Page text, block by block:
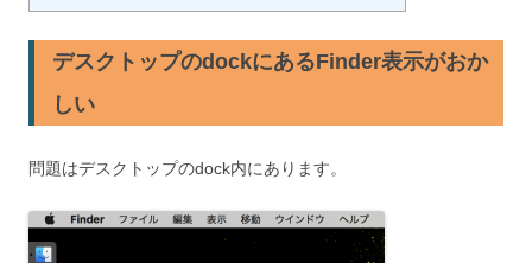
デスクトップのdockにあるFinder表示がおか
しい
問題はデスクトップのdock内にあります。